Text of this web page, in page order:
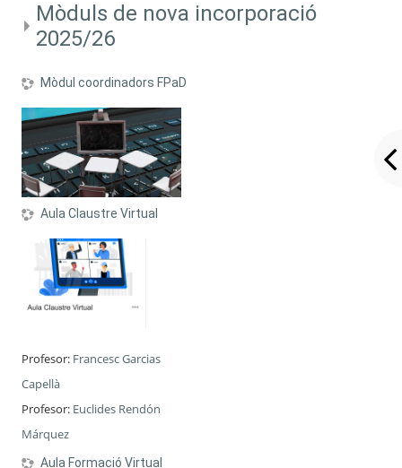
Mòduls de nova incorporació
2025/26
Mòdul coordinadors FPaD
Aula Claustre Virtual
Profesor: Francesc Garcias
Capellà
Profesor: Euclides Rendón
Márquez
Aula Formació Virtual